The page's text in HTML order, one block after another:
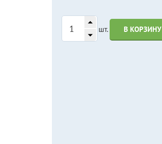
шт. В КОРЗИНУ